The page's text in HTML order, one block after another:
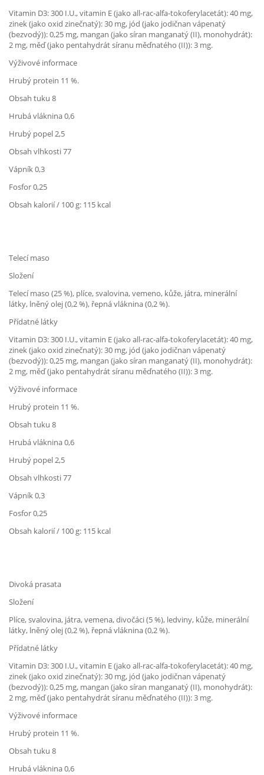
Vitamin D3: 300 I.U., vitamin E (jako all-rac-alfa-tokoferylacetát): 40 mg,
zinek (jako oxid zinečnatý): 30 mg, jód (jako jodičnan vápenatý
(bezvodý)): 0,25 mg, mangan (jako síran manganatý (II), monohydrát):
2 mg, měď (jako pentahydrát síranu měďnatého (II)): 3 mg.
Výživové informace
Hrubý protein 11 %.
Obsah tuku 8
Hrubá vláknina 0,6
Hrubý popel 2,5
Obsah vlhkosti 77
Vápník 0,3
Fosfor 0,25
Obsah kalorií / 100 g: 115 kcal
Telecí maso
Složení
Telecí maso (25 %), plíce, svalovina, vemeno, kůže, játra, minerální
látky, lněný olej (0,2 %), řepná vláknina (0,2 %).
Přídatné látky
Vitamin D3: 300 I.U., vitamin E (jako all-rac-alfa-tokoferylacetát): 40 mg,
zinek (jako oxid zinečnatý): 30 mg, jód (jako jodičnan vápenatý
(bezvodý)): 0,25 mg, mangan (jako síran manganatý (II), monohydrát):
2 mg, měď (jako pentahydrát síranu měďnatého (II)): 3 mg.
Výživové informace
Hrubý protein 11 %.
Obsah tuku 8
Hrubá vláknina 0,6
Hrubý popel 2,5
Obsah vlhkosti 77
Vápník 0,3
Fosfor 0,25
Obsah kalorií / 100 g: 115 kcal
Divoká prasata
Složení
Plíce, svalovina, játra, vemena, divočáci (5 %), ledviny, kůže, minerální
látky, lněný olej (0,2 %), řepná vláknina (0,2 %).
Přídatné látky
Vitamin D3: 300 I.U., vitamin E (jako all-rac-alfa-tokoferylacetát): 40 mg,
zinek (jako oxid zinečnatý): 30 mg, jód (jako jodičnan vápenatý
(bezvodý)): 0,25 mg, mangan (jako síran manganatý (II), monohydrát):
2 mg, měď (jako pentahydrát síranu měďnatého (II)): 3 mg.
Výživové informace
Hrubý protein 11 %.
Obsah tuku 8
Hrubá vláknina 0,6